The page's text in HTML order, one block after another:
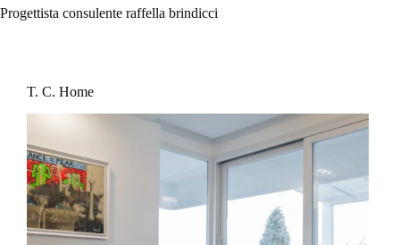
Progettista consulente raffella brindicci
T. C. Home